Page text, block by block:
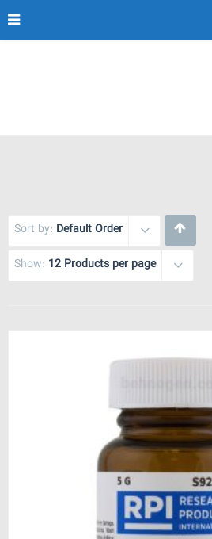
Sort by: Default Order
Show: 12 Products per page